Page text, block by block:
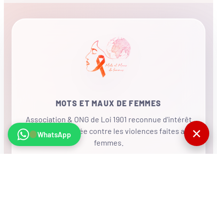
MOTS ET MAUX DE FEMMES
Association & ONG de Loi 1901 reconnue d'intérêt
général, mobilisée contre les violences faites aux
femmes.
WhatsApp ✕